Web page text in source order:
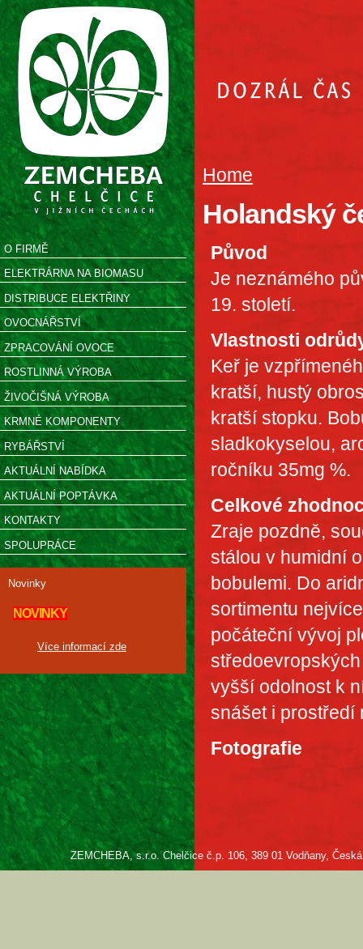
O FIRMĚ
ELEKTRÁRNA NA BIOMASU
DISTRIBUCE ELEKTŘINY
OVOCNÁŘSTVÍ
ZPRACOVÁNÍ OVOCE
ROSTLINNÁ VÝROBA
ŽIVOČIŠNÁ VÝROBA
KRMNÉ KOMPONENTY
RYBÁŘSTVÍ
AKTUÁLNÍ NABÍDKA
AKTUÁLNÍ POPTÁVKA
KONTAKTY
SPOLUPRÁCE
Novinky
NOVINKY
Více informací zde
Home
Holandský
Původ
Je neznámého
19. století.
Vlastnosti
Keř je
kratší, hustý
kratší stopku.
sladkokyselou,
ročníku 35mg %.
Celkové
Zraje pozdně,
stálou v humidní
bobulemi. Do
sortimentu
počáteční vývoj
vyšší odolnost k
snášet i prostředí
Fotografie
ZEMCHEBA, s.r.o. Chelčice č.p. 106, 389 01 Vodňany,